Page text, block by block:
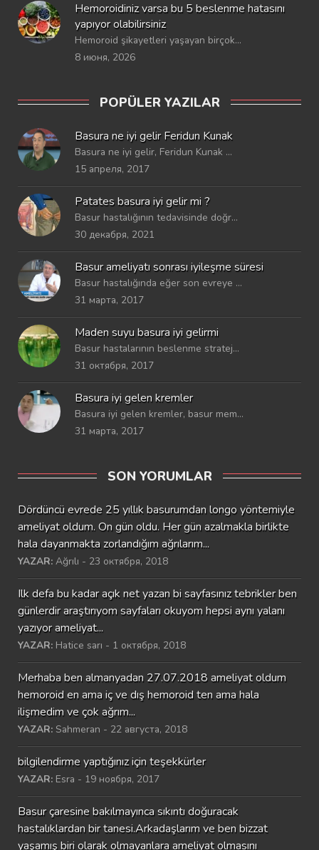
Hemoroidiniz varsa bu 5 beslenme hatasını
yapıyor olabilirsiniz
Hemoroid şikayetleri yaşayan birçok...
8 июня, 2026
POPÜLER YAZILAR
Basura ne iyi gelir Feridun Kunak
Basura ne iyi gelir, Feridun Kunak ...
15 апреля, 2017
Patates basura iyi gelir mi ?
Basur hastalığının tedavisinde doğr...
30 декабря, 2021
Basur ameliyatı sonrası iyileşme süresi
Basur hastalığında eğer son evreye ...
31 марта, 2017
Maden suyu basura iyi gelirmi
Basur hastalarının beslenme stratej...
31 октября, 2017
Basura iyi gelen kremler
Basura iyi gelen kremler, basur mem...
31 марта, 2017
SON YORUMLAR
Dördüncü evrede 25 yıllık basurumdan longo yöntemiyle
ameliyat oldum. On gün oldu. Her gün azalmakla birlikte
hala dayanmakta zorlandığım ağrılarım...
YAZAR: Ağrılı - 23 октября, 2018
Ilk defa bu kadar açık net yazan bi sayfasınız tebrikler ben
günlerdir araştırıyom sayfaları okuyom hepsi aynı yalanı
yazıyor ameliyat...
YAZAR: Hatice sarı - 1 октября, 2018
Merhaba ben almanyadan 27.07.2018 ameliyat oldum
hemoroid en ama iç ve dış hemoroid ten ama hala
ilişmedim ve çok ağrım...
YAZAR: Sahmeran - 22 августа, 2018
bilgilendirme yaptığınız için teşekkürler
YAZAR: Esra - 19 ноября, 2017
Basur çaresine bakılmayınca sıkıntı doğuracak
hastalıklardan bir tanesi.Arkadaşlarım ve ben bizzat
yaşamış biri olarak olmayanlara ameliyat olmasını